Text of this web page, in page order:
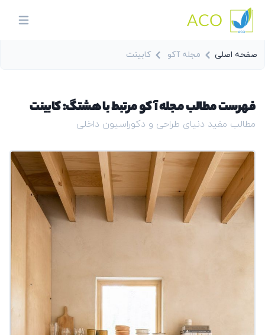
ACO
menu
صفحه اصلی مجله آکو کابینت
فهرست مطالب مجله آکو مرتبط با هشتگ: کابینت
مطالب مفید دنیای طراحی و دکوراسیون داخلی